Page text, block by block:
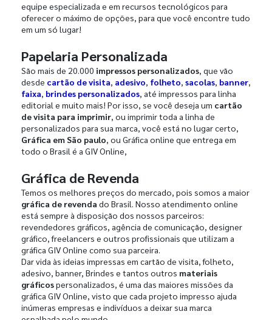
equipe especializada e em recursos tecnológicos para
oferecer o máximo de opções, para que você encontre tudo
em um só lugar!
Papelaria Personalizada
São mais de 20.000 impressos personalizados, que vão
desde cartão de visita, adesivo, folheto, sacolas, banner,
faixa, brindes personalizados, até impressos para linha
editorial e muito mais! Por isso, se você deseja um cartão
de visita para imprimir, ou imprimir toda a linha de
personalizados para sua marca, você está no lugar certo,
Gráfica em São paulo, ou Gráfica online que entrega em
todo o Brasil é a GIV Online,
Gráfica de Revenda
Temos os melhores preços do mercado, pois somos a maior
gráfica de revenda do Brasil. Nosso atendimento online
está sempre à disposição dos nossos parceiros:
revendedores gráficos, agência de comunicação, designer
gráfico, freelancers e outros profissionais que utilizam a
gráfica GIV Online como sua parceira.
Dar vida às ideias impressas em cartão de visita, folheto,
adesivo, banner, Brindes e tantos outros materiais
gráficospersonalizados, é uma das maiores missões da
gráfica GIV Online, visto que cada projeto impresso ajuda
inúmeras empresas e indivíduos a deixar sua marca